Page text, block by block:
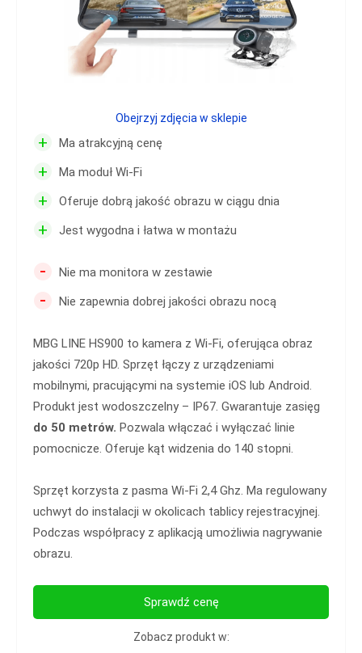
+ Ma atrakcyjną cenę
+ Ma moduł Wi-Fi
+ Oferuje dobrą jakość obrazu w ciągu dnia
+ Jest wygodna i łatwa w montażu
- Nie ma monitora w zestawie
- Nie zapewnia dobrej jakości obrazu nocą
MBG LINE HS900 to kamera z Wi-Fi, oferująca obraz
jakości 720p HD. Sprzęt łączy z urządzeniami
mobilnymi, pracującymi na systemie iOS lub Android.
Produkt jest wodoszczelny – IP67. Gwarantuje zasięg
do 50 metrów. Pozwala włączać i wyłączać linie
pomocnicze. Oferuje kąt widzenia do 140 stopni.
Sprzęt korzysta z pasma Wi-Fi 2,4 Ghz. Ma regulowany
uchwyt do instalacji w okolicach tablicy rejestracyjnej.
Podczas współpracy z aplikacją umożliwia nagrywanie
obrazu.
Obejrzyj zdjęcia w sklepie
Sprawdź cenę
Zobacz produkt w: